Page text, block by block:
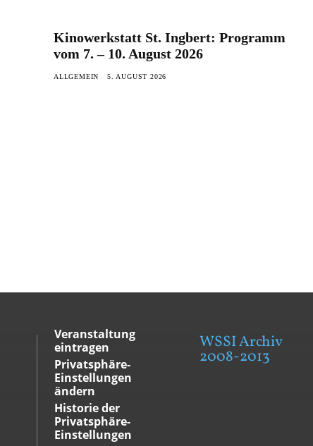
Kinowerkstatt St. Ingbert: Programm
vom 7. – 10. August 2026
ALLGEMEIN 5. AUGUST 2026
Veranstaltung
eintragen
Privatsphäre-
Einstellungen
ändern
Historie der
Privatsphäre-
Einstellungen
WSSI Archiv
2008-2013